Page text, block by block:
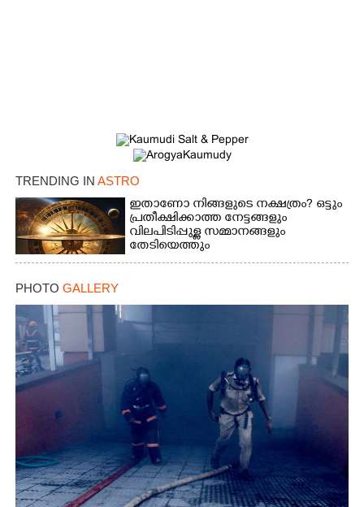
TRENDING IN ASTRO
ഇതാണോ നിങ്ങളുടെ നക്ഷത്രം? ഒട്ടും
പ്രതീക്ഷിക്കാത്ത നേട്ടങ്ങളും
വിലപിടിപ്പുള്ള സമ്മാനങ്ങളും
തേടിയെത്തും
PHOTO GALLERY